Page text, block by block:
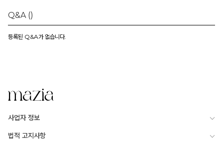
Q&A ()
등록된 Q&A가 없습니다.
사업자 정보
법적 고지사항